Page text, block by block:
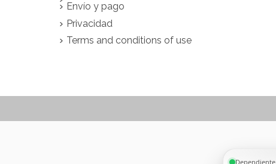
Envío y pago
Privacidad
Terms and conditions of use